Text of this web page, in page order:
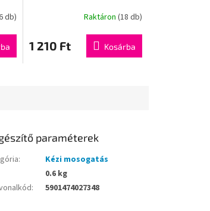
db) Raktáron (18 db)
1 210 Ft Kosárba
paraméterek
:
Kézi mosogatás
0.6 kg
: 5901474027348